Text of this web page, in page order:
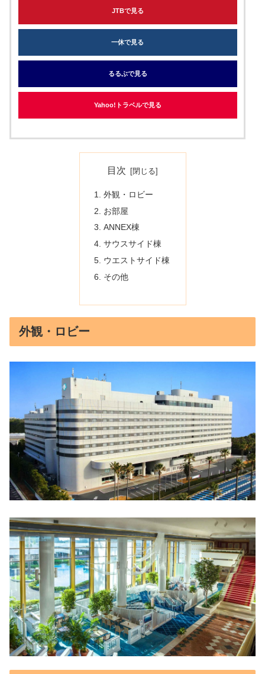
JTBで見る
一休で見る
るるぶで見る
Yahoo!トラベルで見る
目次
外観・ロビー
お部屋
ANNEX棟
サウスサイド棟
ウエストサイド棟
その他
外観・ロビー